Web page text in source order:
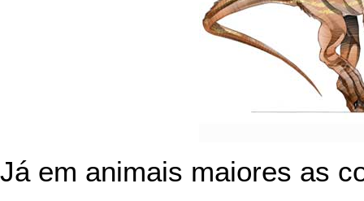
Já em animais maiores as